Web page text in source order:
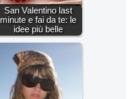
San Valentino last
minute e fai da te: le
idee più belle